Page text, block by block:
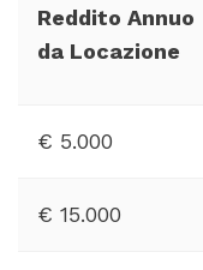
Reddito Annuo
da Locazione
€ 5.000
€ 15.000